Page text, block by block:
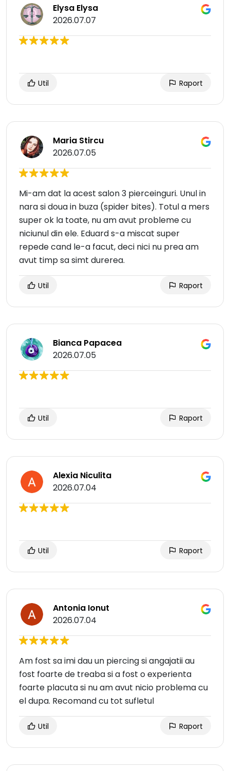
Elysa Elysa
2026.07.07
Util Raport
Maria Stircu
2026.07.05
Mi-am dat la acest salon 3 pierceinguri. Unul in
nara si doua in buza (spider bites). Totul a mers
super ok la toate, nu am avut probleme cu
niciunul din ele. Eduard s-a miscat super
repede cand le-a facut, deci nici nu prea am
avut timp sa simt durerea.
Util Raport
Bianca Papacea
2026.07.05
Util Raport
Alexia Niculita
2026.07.04
Util Raport
Antonia Ionut
2026.07.04
Am fost sa imi dau un piercing si angajatii au
fost foarte de treaba si a fost o experienta
foarte placuta si nu am avut nicio problema cu
el dupa. Recomand cu tot sufletul
Util Raport